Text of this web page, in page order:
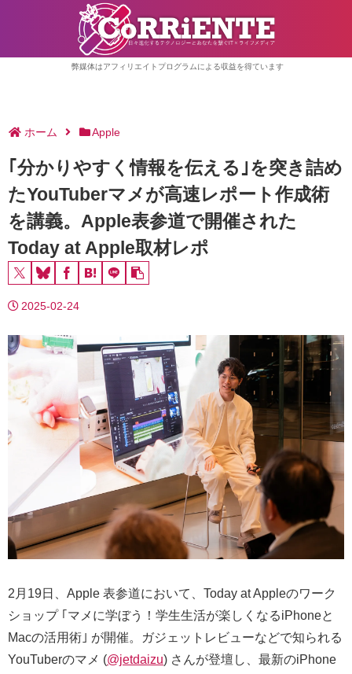
弊媒体はアフィリエイトプログラムによる収益を得ています
ホーム Apple
｢分かりやすく情報を伝える｣を突き詰め
たYouTuberマメが高速レポート作成術
を講義。Apple表参道で開催された
Today at Apple取材レポ
2025-02-24
2月19日、Apple 表参道において、Today at Appleのワーク
ショップ ｢マメに学⁠ぼ⁠う⁠！学⁠生⁠生⁠活⁠が楽⁠し⁠く⁠な⁠るiPhone⁠と
Mac⁠の活⁠用⁠術｣ が開催。ガジェットレビューなどで知られる
YouTuberのマメ (@jetdaizu) さんが登壇し、最新のiPhone